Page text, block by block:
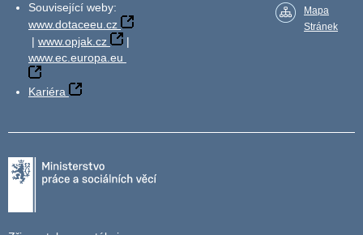
Související weby:
www.dotaceeu.cz
| www.opjak.cz
|
www.ec.europa.eu
Kariéra
Mapa
Stránek